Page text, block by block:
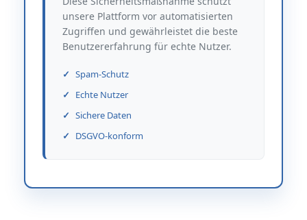
unsere Plattform vor automatisierten
Zugriffen und gewährleistet die beste
Benutzererfahrung für echte Nutzer.
Spam-Schutz
Echte Nutzer
Sichere Daten
DSGVO-konform